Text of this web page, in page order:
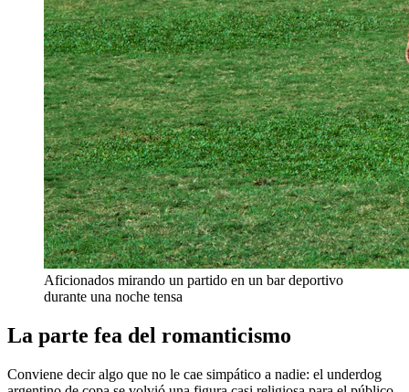
Aficionados mirando un partido en un bar deportivo
durante una noche tensa
La parte fea del romanticismo
Conviene decir algo que no le cae simpático a nadie: el underdog